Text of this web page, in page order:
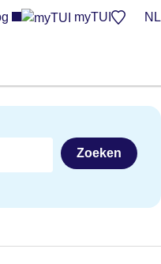
myTUI NL
Zoeken